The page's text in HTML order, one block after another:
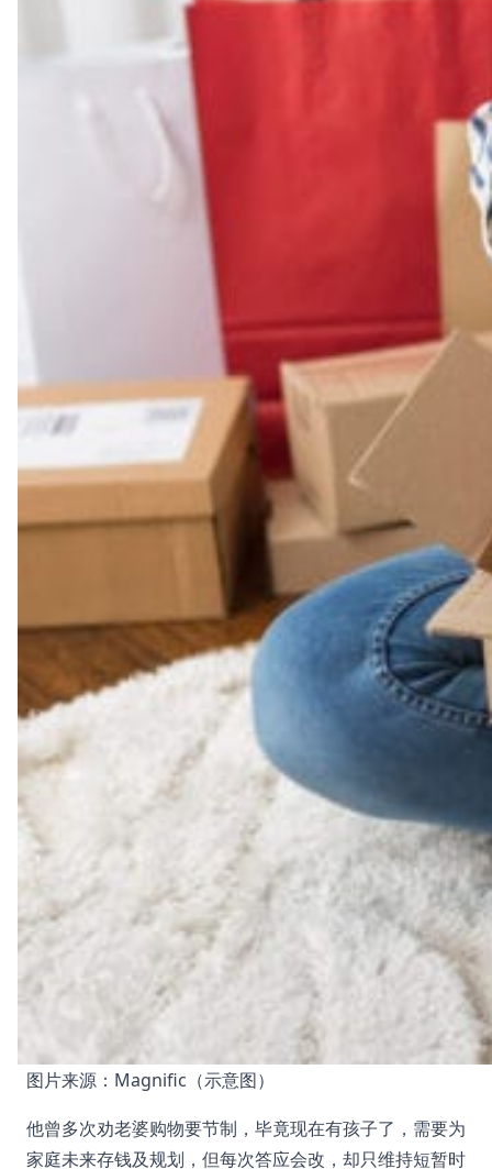
图片来源：Magnific（示意图）
他曾多次劝老婆购物要节制，毕竟现在有孩子了，需要为
家庭未来存钱及规划，但每次答应会改，却只维持短暂时